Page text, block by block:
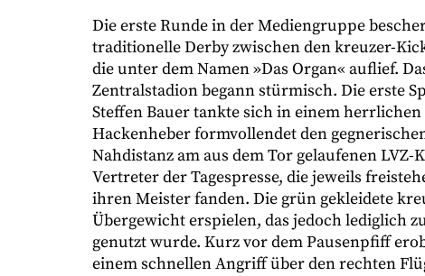
Die erste Runde in der Mediengruppe
traditionelle Derby zwischen den kreuzer-
die unter dem Namen »Das Organ« auflief.
Zentralstadion begann stürmisch. Die erste
Steffen Bauer tankte sich in einem
Hackenheber formvollendet den
Nahdistanz am aus dem Tor gelaufenen
Vertreter der Tagespresse, die jeweils
ihren Meister fanden. Die grün gekleidete
Übergewicht erspielen, das jedoch lediglich
genutzt wurde. Kurz vor dem Pausenpfiff
einem schnellen Angriff über den rechten